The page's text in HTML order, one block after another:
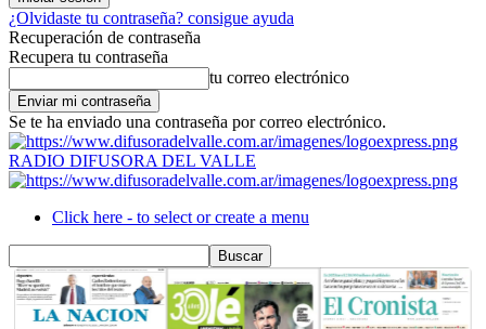
¿Olvidaste tu contraseña? consigue ayuda
Recuperación de contraseña
Recupera tu contraseña
tu correo electrónico
Se te ha enviado una contraseña por correo electrónico.
RADIO DIFUSORA DEL VALLE
Click here - to select or create a menu